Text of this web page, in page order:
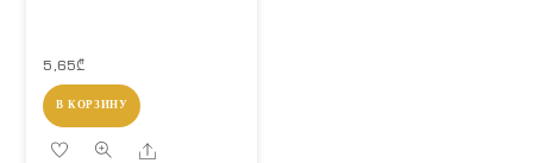
5,65₾
В КОРЗИНУ
Share